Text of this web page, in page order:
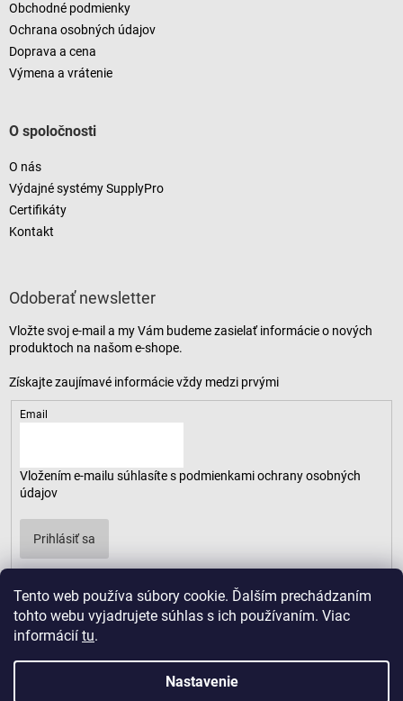
Tento web používa súbory cookie. Ďalším prechádzaním
tohto webu vyjadrujete súhlas s ich používaním. Viac
informácií tu.
Nastavenie
Obchodné podmienky
Ochrana osobných údajov
Doprava a cena
Výmena a vrátenie
O spoločnosti
O nás
Výdajné systémy SupplyPro
Certifikáty
Kontakt
Odoberať newsletter
Vložte svoj e-mail a my Vám budeme zasielať informácie o nových
produktoch na našom e-shope.
Email
Vložením e-mailu súhlasíte s podmienkami ochrany osobných
údajov
Prihlásiť sa